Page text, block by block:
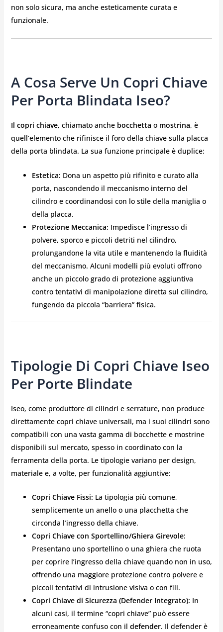
non solo sicura, ma anche esteticamente curata e
funzionale.
A Cosa Serve Un Copri Chiave
Per Porta Blindata Iseo?
Il copri chiave, chiamato anche bocchetta o mostrina, è
quell’elemento che rifinisce il foro della chiave sulla placca
della porta blindata. La sua funzione principale è duplice:
Estetica: Dona un aspetto più rifinito e curato alla
porta, nascondendo il meccanismo interno del
cilindro e coordinandosi con lo stile della maniglia o
della placca.
Protezione Meccanica: Impedisce l’ingresso di
polvere, sporco e piccoli detriti nel cilindro,
prolungandone la vita utile e mantenendo la fluidità
del meccanismo. Alcuni modelli più evoluti offrono
anche un piccolo grado di protezione aggiuntiva
contro tentativi di manipolazione diretta sul cilindro,
fungendo da piccola “barriera” fisica.
Tipologie Di Copri Chiave Iseo
Per Porte Blindate
Iseo, come produttore di cilindri e serrature, non produce
direttamente copri chiave universali, ma i suoi cilindri sono
compatibili con una vasta gamma di bocchette e mostrine
disponibili sul mercato, spesso in coordinato con la
ferramenta della porta. Le tipologie variano per design,
materiale e, a volte, per funzionalità aggiuntive:
Copri Chiave Fissi: La tipologia più comune,
semplicemente un anello o una placchetta che
circonda l’ingresso della chiave.
Copri Chiave con Sportellino/Ghiera Girevole:
Presentano uno sportellino o una ghiera che ruota
per coprire l’ingresso della chiave quando non in uso,
offrendo una maggiore protezione contro polvere e
piccoli tentativi di intrusione visiva o con fili.
Copri Chiave di Sicurezza (Defender Integrato): In
alcuni casi, il termine “copri chiave” può essere
erroneamente confuso con il defender. Il defender è